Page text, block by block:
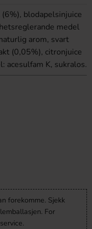
blodapelsinjuice
medel
arom, svart
(0,05%), citronjuice
acesulfam K, sukralos.
forekomme. Sjekk
For